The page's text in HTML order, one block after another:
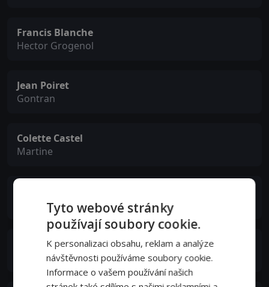
Francis Blanche
Hector Grogenol
Jean Poiret
Gontran
Colette Castel
Martine
Eugène
Boby Lapointe
Honoré
Tyto webové stránky
používají soubory cookie.
K personalizaci obsahu, reklam a analýze
návštěvnosti používáme soubory cookie.
Informace o vašem používání našich